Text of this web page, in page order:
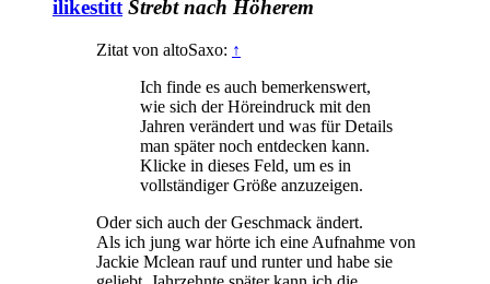
ilikestitt Strebt nach Höherem
Zitat von altoSaxo: ↑
Ich finde es auch bemerkenswert,
wie sich der Höreindruck mit den
Jahren verändert und was für Details
man später noch entdecken kann.
Klicke in dieses Feld, um es in
vollständiger Größe anzuzeigen.
Oder sich auch der Geschmack ändert.
Als ich jung war hörte ich eine Aufnahme von
Jackie Mclean rauf und runter und habe sie